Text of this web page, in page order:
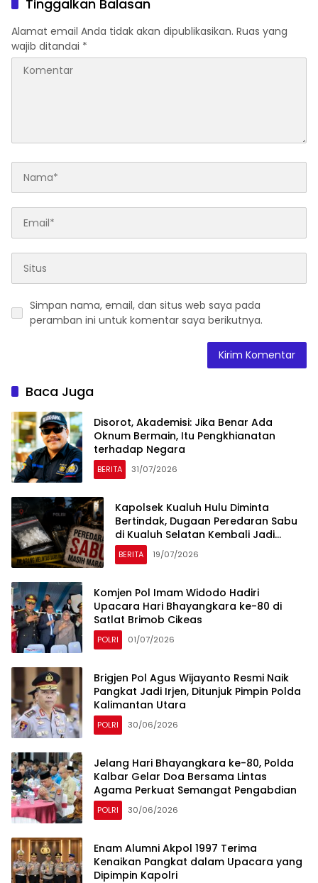
Tinggalkan Balasan
Alamat email Anda tidak akan dipublikasikan. Ruas yang
wajib ditandai *
Simpan nama, email, dan situs web saya pada
peramban ini untuk komentar saya berikutnya.
Baca Juga
Disorot, Akademisi: Jika Benar Ada
Oknum Bermain, Itu Pengkhianatan
terhadap Negara
BERITA 31/07/2026
Kapolsek Kualuh Hulu Diminta
Bertindak, Dugaan Peredaran Sabu
di Kualuh Selatan Kembali Jadi
Sorotan Warga
BERITA 19/07/2026
Komjen Pol Imam Widodo Hadiri
Upacara Hari Bhayangkara ke-80 di
Satlat Brimob Cikeas
POLRI 01/07/2026
Brigjen Pol Agus Wijayanto Resmi Naik
Pangkat Jadi Irjen, Ditunjuk Pimpin Polda
Kalimantan Utara
POLRI 30/06/2026
Jelang Hari Bhayangkara ke-80, Polda
Kalbar Gelar Doa Bersama Lintas
Agama Perkuat Semangat Pengabdian
POLRI 30/06/2026
Enam Alumni Akpol 1997 Terima
Kenaikan Pangkat dalam Upacara yang
Dipimpin Kapolri